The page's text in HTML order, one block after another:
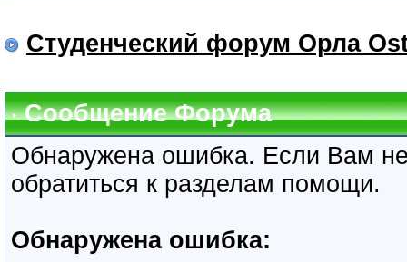
Студенческий форум Орла
Сообщение Форума
Обнаружена ошибка. Если Вам
обратиться к разделам помощи.
Обнаружена ошибка: